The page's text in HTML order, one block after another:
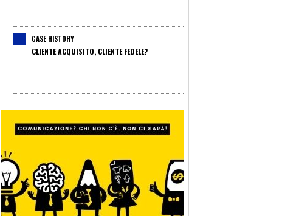
CASE HISTORY
CLIENTE ACQUISITO, CLIENTE FEDELE?